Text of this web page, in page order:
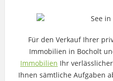
Für den Verkauf Ihrer
Immobilien in Bocholt
Immobilien Ihr
Ihnen sämtliche Aufgaben